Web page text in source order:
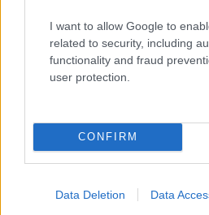
I want to allow Google to
related to security, including
functionality and fraud
user protection.
CONFIRM
Data Deletion Data
Mostre di moda 2026: Franco
Bard e gli eventi imperdibili in